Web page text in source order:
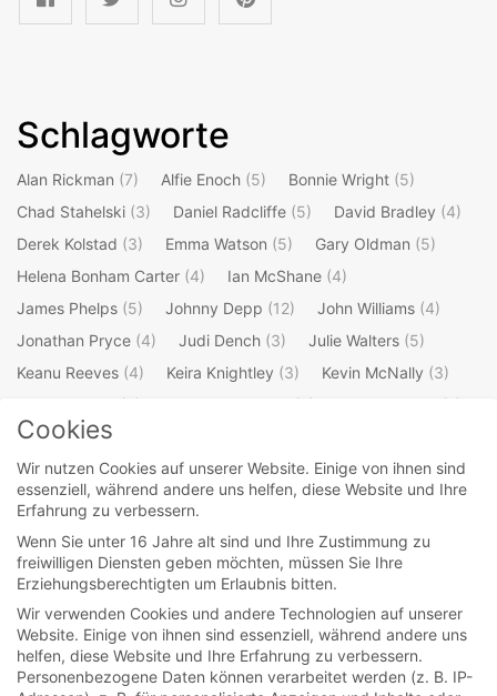
Schlagworte
Alan Rickman (7) Alfie Enoch (5) Bonnie Wright (5)
Chad Stahelski (3) Daniel Radcliffe (5) David Bradley (4)
Derek Kolstad (3) Emma Watson (5) Gary Oldman (5)
Helena Bonham Carter (4) Ian McShane (4)
James Phelps (5) Johnny Depp (12) John Williams (4)
Jonathan Pryce (4) Judi Dench (3) Julie Walters (5)
Keanu Reeves (4) Keira Knightley (3) Kevin McNally (3)
(3) (4)
(7)
Mark Williams
Michael Gambon(4) Oliver Phelps(5) Orlando Bloom (4)
Ralph Fiennes(3) Richard Griffiths(3)
Robbie Coltrane(4) Robert Hardy (3) Rupert Grint
Stellan Skarsgard(3) Steve Kloves (4)
Takeshi Kaneshiro
(3)
Tim Burton(4) Timothy Spall(4) Tim Roth(3)
Tom Felton(5) Warwick Davis(4) Willem Dafoe(3)
Cookies
Wir nutzen Cookies auf unserer Website. Einige von ihnen sind
essenziell, während andere uns helfen, diese Website und Ihre
Erfahrung zu verbessern.
Wenn Sie unter 16 Jahre alt sind und Ihre Zustimmung zu
freiwilligen Diensten geben möchten, müssen Sie Ihre
Erziehungsberechtigten um Erlaubnis bitten.
Wir verwenden Cookies und andere Technologien auf unserer
Website. Einige von ihnen sind essenziell, während andere uns
helfen, diese Website und Ihre Erfahrung zu verbessern.
Personenbezogene Daten können verarbeitet werden (z. B. IP-